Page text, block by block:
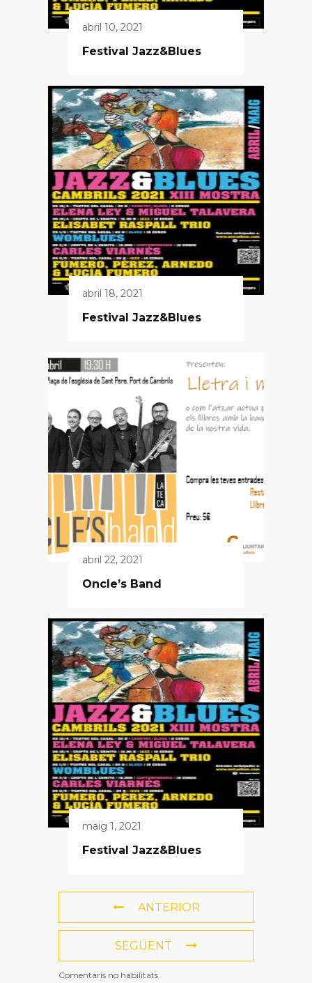
abril 10, 2021
Festival Jazz&Blues
abril 18, 2021
Festival Jazz&Blues
abril 22, 2021
Oncle’s Band
maig 1, 2021
Festival Jazz&Blues
ANTERIOR
SEGÜENT
Comentaris no habilitats